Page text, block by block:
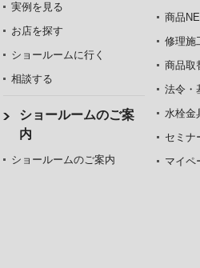
実例を見る
お店を探す
ショールームに行く
相談する
ショールームのご案
内
ショールームのご案内
商品
修理施
商品取
法令・
水栓金
セミナ
マイペ